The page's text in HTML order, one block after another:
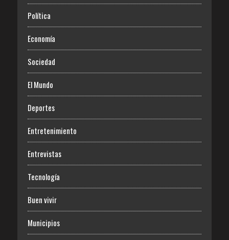
Política
Economía
Sociedad
El Mundo
Deportes
Entretenimiento
Entrevistas
Tecnología
Buen vivir
Municipios